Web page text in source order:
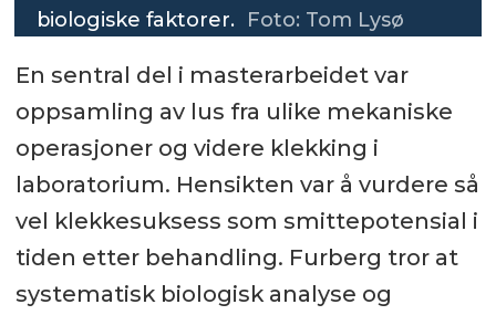
biologiske faktorer. Foto: Tom Lysø
En sentral del i masterarbeidet var
oppsamling av lus fra ulike mekaniske
operasjoner og videre klekking i
laboratorium. Hensikten var å vurdere så
vel klekkesuksess som smittepotensial i
tiden etter behandling. Furberg tror at
systematisk biologisk analyse og